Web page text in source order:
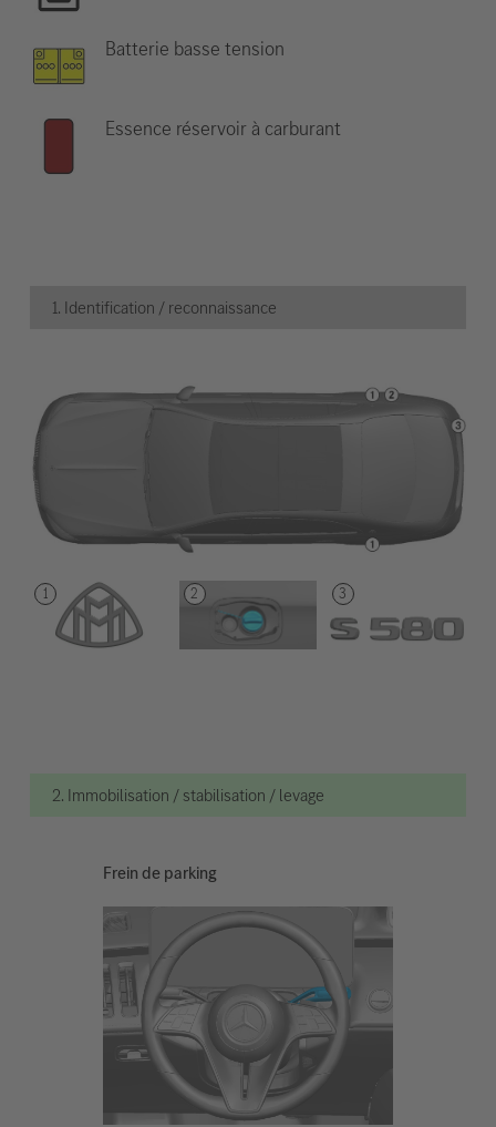
Batterie basse tension
Essence réservoir à carburant
1. Identification / reconnaissance
2. Immobilisation / stabilisation / levage
Frein de parking